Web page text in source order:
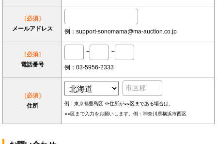
［必須］
メールアドレス
例：support-sonomama@ma-auction.co.jp
［必須］
電話番号
− −
例：03-5956-2333
［必須］
住所
例：東京都豊島区 ※住所が○○区まである場合は、
○○区まで入力をお願いします。例：神奈川県横浜市西区